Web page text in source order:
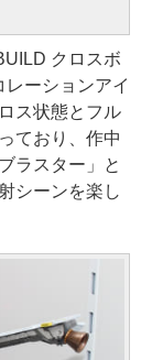
クロスボ
ーションアイ
ス状態とフル
ており、作中
ラスター」と
シーンを楽し